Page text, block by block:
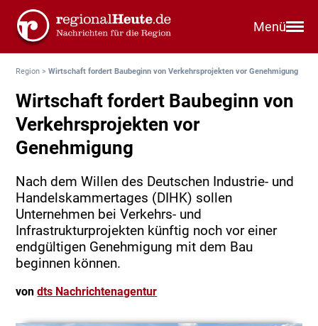
Menü
Region >Wirtschaft fordert Baubeginn von Verkehrsprojekten vor Genehmigung
Wirtschaft fordert Baubeginn von
Verkehrsprojekten vor
Genehmigung
Nach dem Willen des Deutschen Industrie- und
Handelskammertages (DIHK) sollen
Unternehmen bei Verkehrs- und
Infrastrukturprojekten künftig noch vor einer
endgültigen Genehmigung mit dem Bau
beginnen können.
vondts Nachrichtenagentur